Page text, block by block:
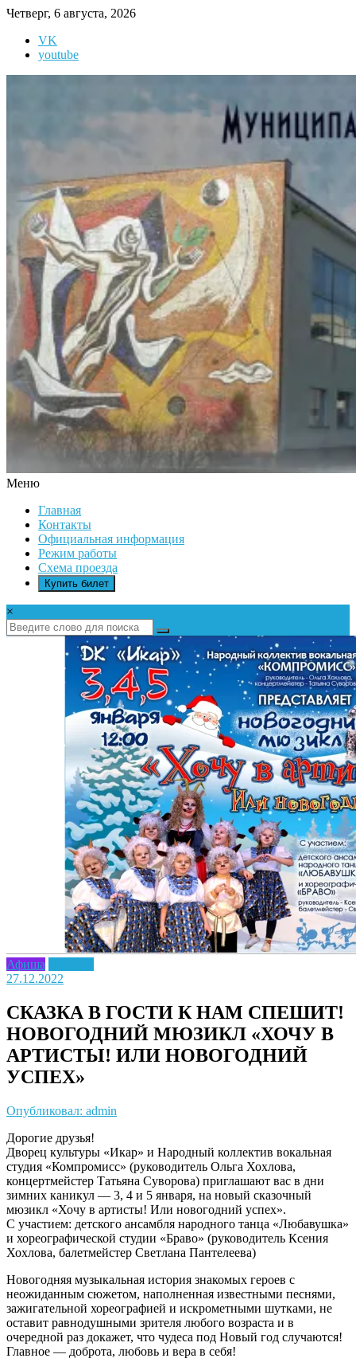
Перейти
содержимому
Четверг, 6 августа, 2026
VK
youtube
ИКАР
Меню
Главная
Контакты
Официальная информация
Режим работы
Схема проезда
Купить билет
×
Афиша
27.12.2022
СКАЗКА В ГОСТИ К НАМ СПЕШИТ!
НОВОГОДНИЙ МЮЗИКЛ «ХОЧУ В
АРТИСТЫ! ИЛИ НОВОГОДНИЙ
УСПЕХ»
Опубликовал: admin
Дорогие друзья!
Дворец культуры «Икар» и Народный коллектив вокальная
студия «Компромисс» (руководитель Ольга Хохлова,
концертмейстер Татьяна Суворова) приглашают вас в дни
зимних каникул — 3, 4 и 5 января, на новый сказочный
мюзикл «Хочу в артисты! Или новогодний успех».
С участием: детского ансамбля народного танца «Любавушка»
и хореографической студии «Браво» (руководитель Ксения
Хохлова, балетмейстер Светлана Пантелеева)
Новогодняя музыкальная история знакомых героев с
неожиданным сюжетом, наполненная известными песнями,
зажигательной хореографией и искрометными шутками, не
оставит равнодушными зрителя любого возраста и в
очередной раз докажет, что чудеса под Новый год случаются!
Главное — доброта, любовь и вера в себя!